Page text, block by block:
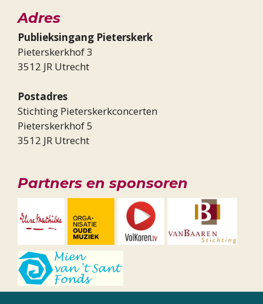
Adres
Publieksingang Pieterskerk
Pieterskerkhof 3
3512 JR Utrecht
Postadres
Stichting Pieterskerkconcerten
Pieterskerkhof 5
3512 JR Utrecht
Partners en sponsoren